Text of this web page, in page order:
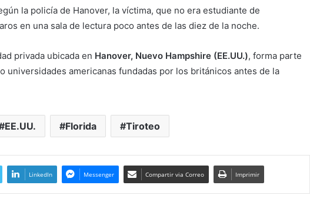
la policía de Hanover, la víctima, que no era estudiante de
en una sala de lectura poco antes de las diez de la noche.
privada ubicada en Hanover, Nuevo Hampshire (EE.UU.), forma parte
universidades americanas fundadas por los británicos antes de la
EE.UU. Florida Tiroteo
LinkedIn Messenger Compartir via Correo Imprimir